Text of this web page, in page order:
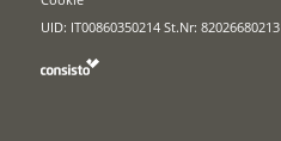
UID: IT00860350214 St.Nr: 82026680213